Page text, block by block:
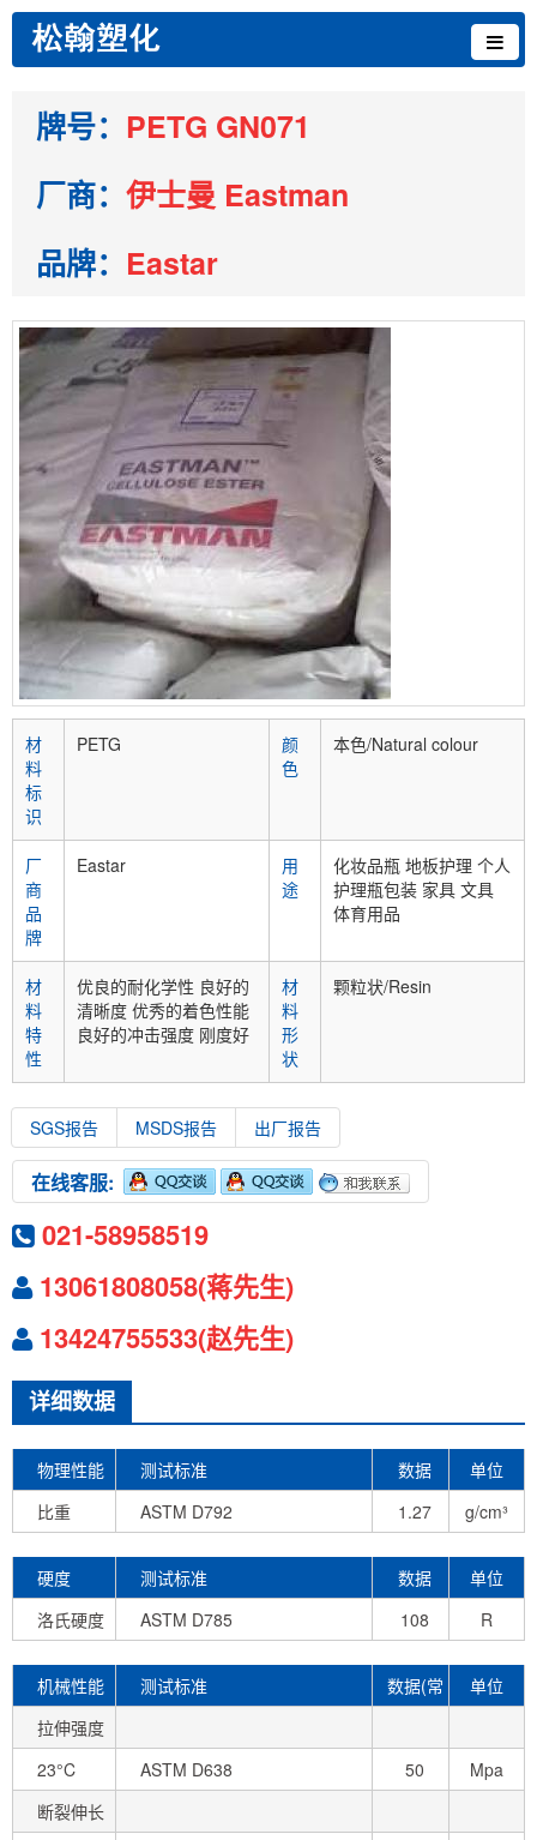
牌号： PETG GN071
厂商： 伊士曼 Eastman
品牌： Eastar
材
料
标
识
PETG
颜
色
本色/Natural colour
厂
商
品
牌
Eastar
用
途
化妆品瓶 地板护理 个人
护理瓶包装 家具 文具
体育用品
材
料
特
性
优良的耐化学性 良好的
清晰度 优秀的着色性能
良好的冲击强度 刚度好
材
料
形
状
颗粒状/Resin
SGS报告 MSDS报告 出厂报告
在线客服:
021-58958519
13061808058(蒋先生)
13424755533(赵先生)
详细数据
物理性能 测试标准 数据
单位
比重
ASTM D792 1.27 g/cm³
硬度 测试标准 数据
单位
洛氏硬度
ASTM D785 108 R
机械性能 测试标准
数据(常
单位
拉伸强度
23°C
ASTM D638 50
Mpa
断裂伸长